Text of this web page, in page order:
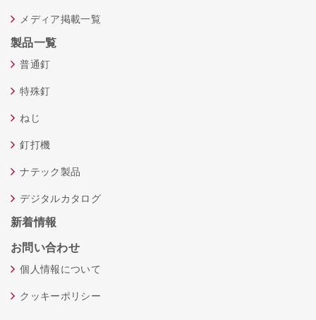
メディア掲載一覧
製品一覧
普通釘
特殊釘
ねじ
釘打機
ナテック製品
デジタルカタログ
新着情報
お問い合わせ
個人情報について
クッキーポリシー